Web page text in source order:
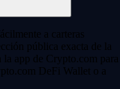
a carteras
pública exacta de la
app de Crypto.com para
DeFi Wallet o a